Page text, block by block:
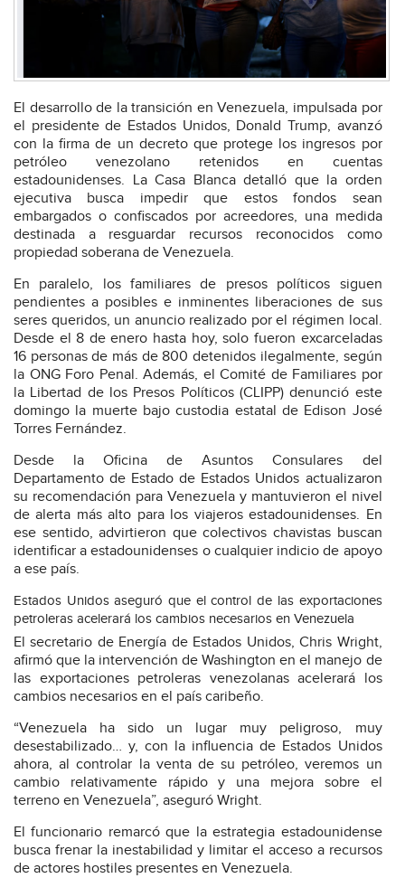
El desarrollo de la transición en Venezuela, impulsada por
el presidente de Estados Unidos, Donald Trump, avanzó
con la firma de un decreto que protege los ingresos por
petróleo venezolano retenidos en cuentas
estadounidenses. La Casa Blanca detalló que la orden
ejecutiva busca impedir que estos fondos sean
embargados o confiscados por acreedores, una medida
destinada a resguardar recursos reconocidos como
propiedad soberana de Venezuela.
En paralelo, los familiares de presos políticos siguen
pendientes a posibles e inminentes liberaciones de sus
seres queridos, un anuncio realizado por el régimen local.
Desde el 8 de enero hasta hoy, solo fueron excarceladas
16 personas de más de 800 detenidos ilegalmente, según
la ONG Foro Penal. Además, el Comité de Familiares por
la Libertad de los Presos Políticos (CLIPP) denunció este
domingo la muerte bajo custodia estatal de Edison José
Torres Fernández.
Desde la Oficina de Asuntos Consulares del
Departamento de Estado de Estados Unidos actualizaron
su recomendación para Venezuela y mantuvieron el nivel
de alerta más alto para los viajeros estadounidenses. En
ese sentido, advirtieron que colectivos chavistas buscan
identificar a estadounidenses o cualquier indicio de apoyo
a ese país.
Estados Unidos aseguró que el control de las exportaciones
petroleras acelerará los cambios necesarios en Venezuela
El secretario de Energía de Estados Unidos, Chris Wright,
afirmó que la intervención de Washington en el manejo de
las exportaciones petroleras venezolanas acelerará los
cambios necesarios en el país caribeño.
“Venezuela ha sido un lugar muy peligroso, muy
desestabilizado… y, con la influencia de Estados Unidos
ahora, al controlar la venta de su petróleo, veremos un
cambio relativamente rápido y una mejora sobre el
terreno en Venezuela”, aseguró Wright.
El funcionario remarcó que la estrategia estadounidense
busca frenar la inestabilidad y limitar el acceso a recursos
de actores hostiles presentes en Venezuela.